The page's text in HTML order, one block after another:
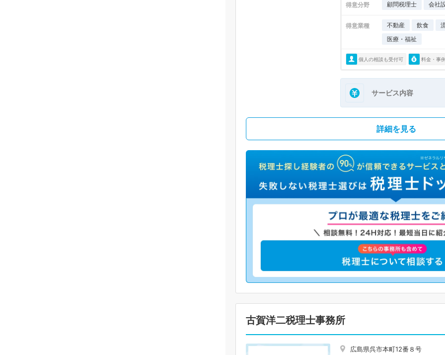
得意分野 顧問税理士 会社
得意業種 不動産 飲食
医療・福祉
個人の相談も受付可 料金・事
サービス内容
詳細を見る
古賀洋二税理士事務所
広島県呉市本町12番８号